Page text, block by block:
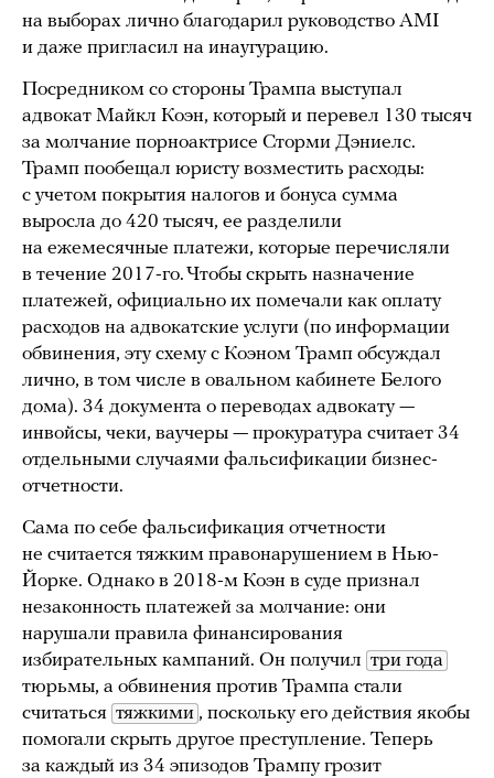
на выборах лично благодарил руководство AMI
и даже пригласил на инаугурацию.
Посредником со стороны Трампа выступал
адвокат Майкл Коэн, который и перевел 130 тысяч
за молчание порноактрисе Сторми Дэниелс.
Трамп пообещал юристу возместить расходы:
с учетом покрытия налогов и бонуса сумма
выросла до 420 тысяч, ее разделили
на ежемесячные платежи, которые перечисляли
в течение 2017-го. Чтобы скрыть назначение
платежей, официально их помечали как оплату
расходов на адвокатские услуги (по информации
обвинения, эту схему с Коэном Трамп обсуждал
лично, в том числе в овальном кабинете Белого
дома). 34 документа о переводах адвокату —
инвойсы, чеки, ваучеры — прокуратура считает 34
отдельными случаями фальсификации бизнес-
отчетности.
Сама по себе фальсификация отчетности
не считается тяжким правонарушением в Нью-
Йорке. Однако в 2018-м Коэн в суде признал
незаконность платежей за молчание: они
нарушали правила финансирования
избирательных кампаний. Он получил три года
тюрьмы, а обвинения против Трампа стали
считаться тяжкими , поскольку его действия якобы
помогали скрыть другое преступление. Теперь
за каждый из 34 эпизодов Трампу грозит